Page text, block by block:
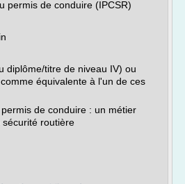
permis de conduire (IPCSR)
diplôme/titre de niveau IV) ou
équivalente à l'un de ces
de conduire : un métier
routière